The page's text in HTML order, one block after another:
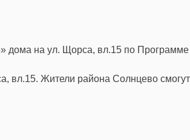
дома на ул. Щорса, вл.15 по Программе
вл.15. Жители района Солнцево смогут